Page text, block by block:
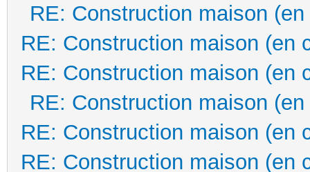
RE: Construction maison
RE: Construction maison (en
RE: Construction maison (en
RE: Construction maison
RE: Construction maison (en
RE: Construction maison (en